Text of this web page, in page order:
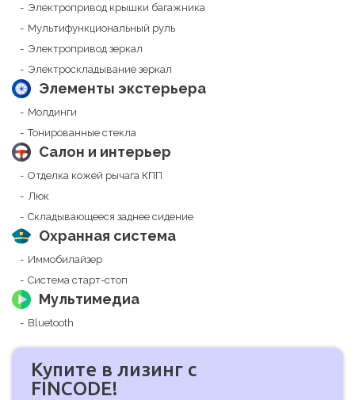
Электропривод крышки багажника
Мультифункциональный руль
Электропривод зеркал
Электроскладывание зеркал
Элементы экстерьера
Молдинги
Тонированные стекла
Салон и интерьер
Отделка кожей рычага КПП
Люк
Складывающееся заднее сидение
Охранная система
Иммобилайзер
Система старт-стоп
Мультимедиа
Bluetooth
Купите в лизинг с
FINCODE!